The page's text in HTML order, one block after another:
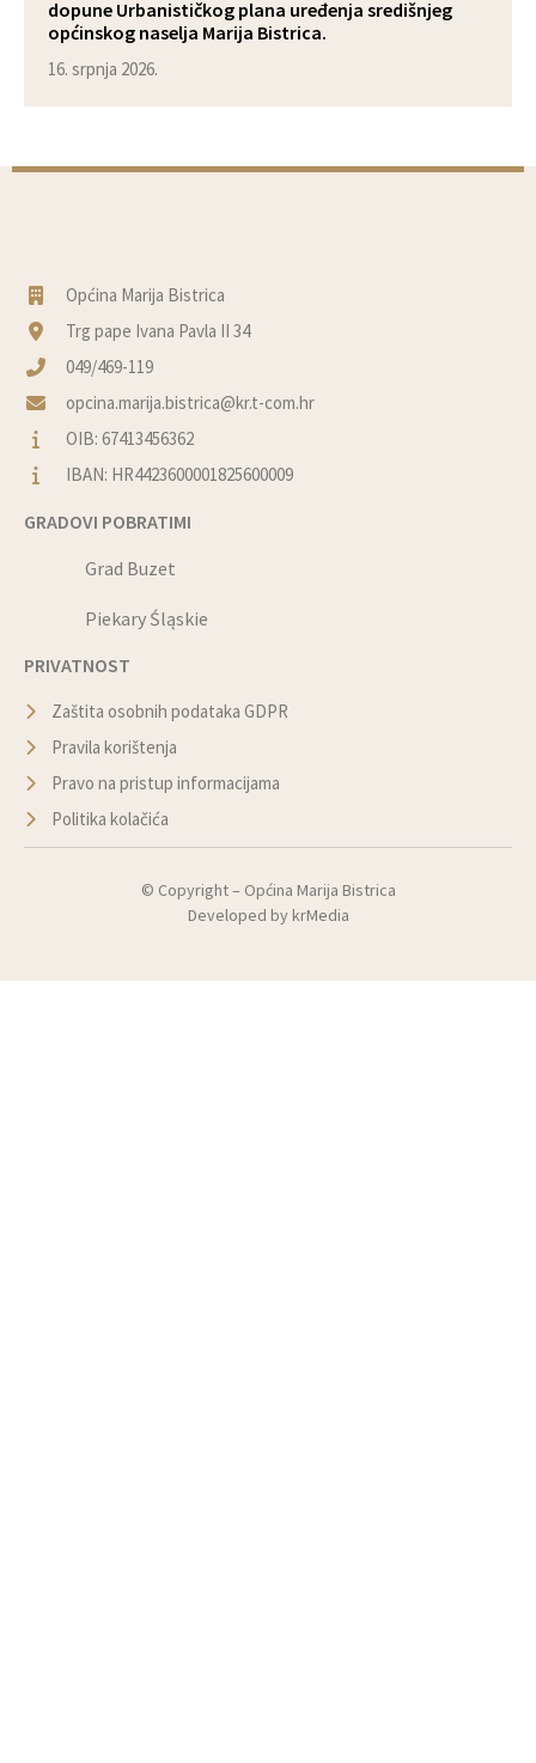
dopune Urbanističkog plana uređenja središnjeg
općinskog naselja Marija Bistrica.
16. srpnja 2026.
Općina Marija Bistrica
Trg pape Ivana Pavla II 34
049/469-119
opcina.marija.bistrica@kr.t-com.hr
OIB: 67413456362
IBAN: HR4423600001825600009
GRADOVI POBRATIMI
Grad Buzet
Piekary Śląskie
PRIVATNOST
Zaštita osobnih podataka GDPR
Pravila korištenja
Pravo na pristup informacijama
Politika kolačića
© Copyright – Općina Marija Bistrica
Developed by krMedia